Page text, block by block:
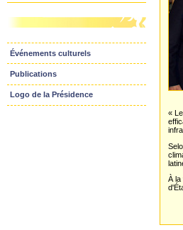
Événements culturels
Publications
Logo de la Présidence
«
À la